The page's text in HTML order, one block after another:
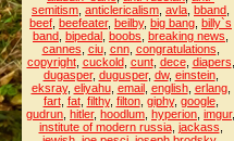
semitism anticlericalism avla bband
beef beefeater, beilby, big bang billy`s
band bipedal boobs breaking news
cannes ciu, cnn, congratulations
copyright, cuckold, cunt, dece, diapers
dugasper, dugusper, dw, einstein,
eksray, eliyahu, email, english, erlang,
fart, fat, filthy, filton, giphy, google,
gudrun hitler, hoodlum hyperion imgur,
institute of modern russia, jackass